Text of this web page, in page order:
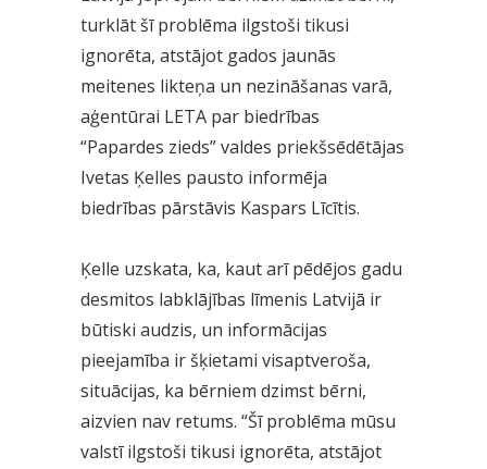
turklāt šī problēma ilgstoši tikusi
ignorēta, atstājot gados jaunās
meitenes likteņa un nezināšanas varā,
aģentūrai LETA par biedrības
“Papardes zieds” valdes priekšsēdētājas
Ivetas Ķelles pausto informēja
biedrības pārstāvis Kaspars Līcītis.
Ķelle uzskata, ka, kaut arī pēdējos gadu
desmitos labklājības līmenis Latvijā ir
būtiski audzis, un informācijas
pieejamība ir šķietami visaptveroša,
situācijas, ka bērniem dzimst bērni,
aizvien nav retums. “Šī problēma mūsu
valstī ilgstoši tikusi ignorēta, atstājot